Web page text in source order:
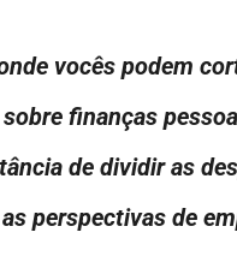
vocês podem
finanças
de dividir as
perspectivas de